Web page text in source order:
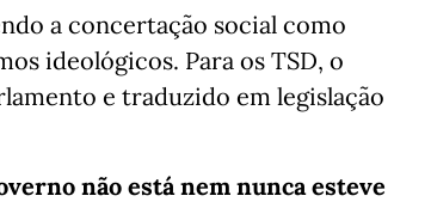
a concertação social como
ideológicos. Para os TSD, o
e traduzido em legislação
não está nem nunca esteve